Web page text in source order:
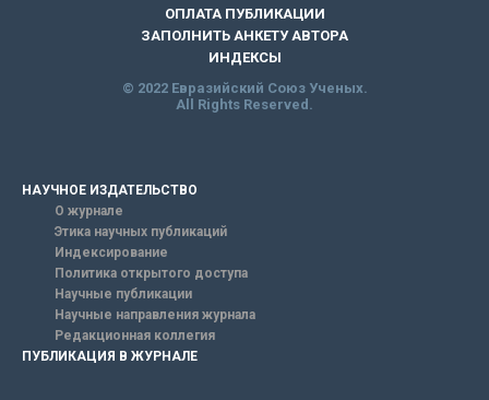
ОПЛАТА ПУБЛИКАЦИИ
ЗАПОЛНИТЬ АНКЕТУ АВТОРА
ИНДЕКСЫ
© 2022 Евразийский Союз Ученых.
All Rights Reserved.
НАУЧНОЕ ИЗДАТЕЛЬСТВО
О журнале
Этика научных публикаций
Индексирование
Политика открытого доступа
Научные публикации
Научные направления журнала
Редакционная коллегия
ПУБЛИКАЦИЯ В ЖУРНАЛЕ